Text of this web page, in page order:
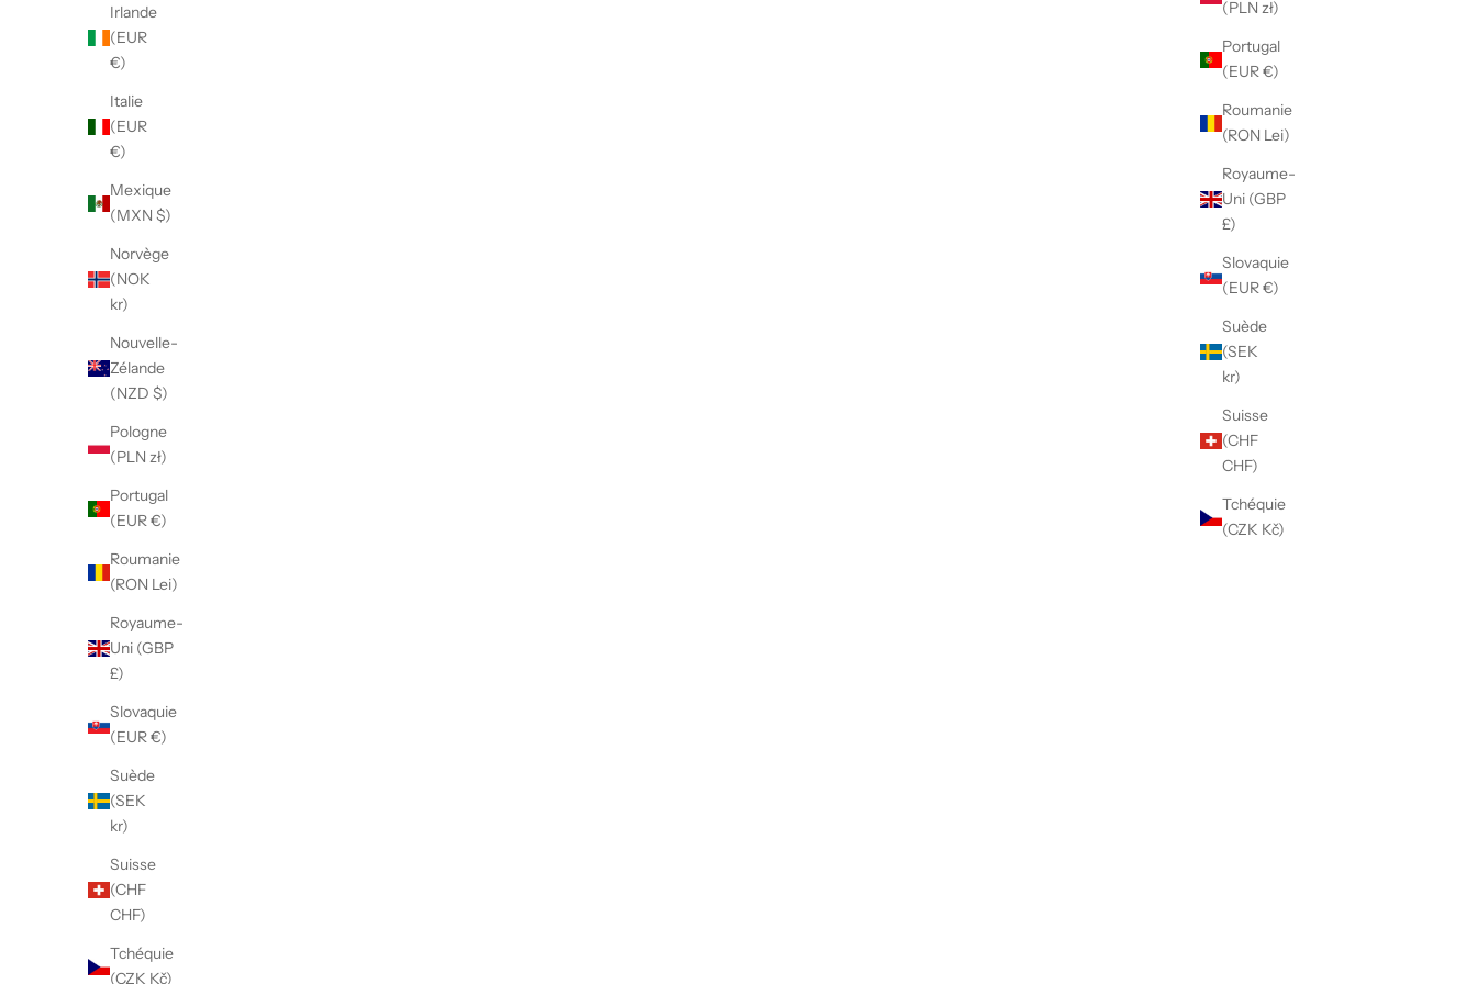
(PLN zł)
Portugal
(EUR €)
Roumanie
(RON Lei)
Royaume-
Uni (GBP
£)
Slovaquie
(EUR €)
Suède
(SEK
kr)
Suisse
(CHF
CHF)
Tchéquie
(CZK Kč)
Irlande
(EUR
€)
Italie
(EUR
€)
Mexique
(MXN $)
Norvège
(NOK
kr)
Nouvelle-
Zélande
(NZD $)
Pologne
(PLN zł)
Portugal
(EUR €)
Roumanie
(RON Lei)
Royaume-
Uni (GBP
£)
Slovaquie
(EUR €)
Suède
(SEK
kr)
Suisse
(CHF
CHF)
Tchéquie
(CZK Kč)